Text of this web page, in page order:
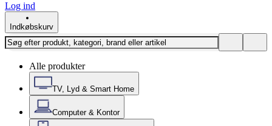
Log ind
Indkøbskurv
Alle produkter
TV, Lyd & Smart Home
Computer & Kontor